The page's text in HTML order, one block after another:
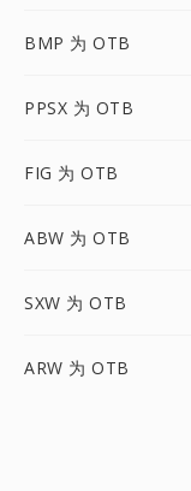
BMP 为 OTB
PPSX 为 OTB
FIG 为 OTB
ABW 为 OTB
SXW 为 OTB
ARW 为 OTB